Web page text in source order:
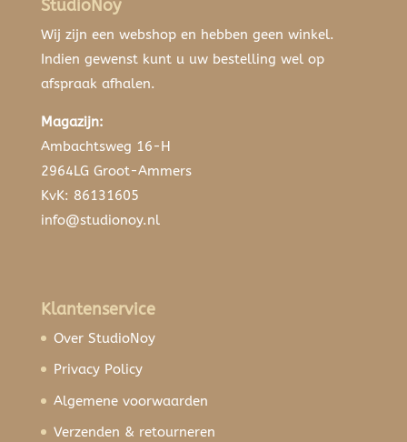
StudioNoy
Wij zijn een webshop en hebben geen winkel.
Indien gewenst kunt u uw bestelling wel op
afspraak afhalen.
Magazijn:
Ambachtsweg 16-H
2964LG Groot-Ammers
KvK: 86131605
info@studionoy.nl
Klantenservice
Over StudioNoy
Privacy Policy
Algemene voorwaarden
Verzenden & retourneren